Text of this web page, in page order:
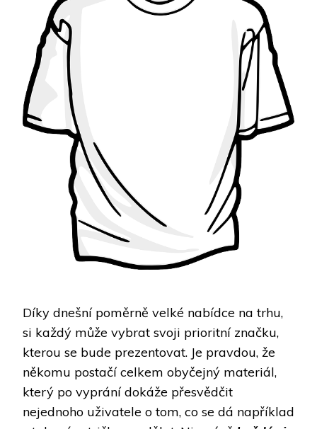
Díky dnešní poměrně velké nabídce na trhu,
si každý může vybrat svoji prioritní značku,
kterou se bude prezentovat. Je pravdou, že
někomu postačí celkem obyčejný materiál,
který po vyprání dokáže přesvědčit
nejednoho uživatele o tom, co se dá například